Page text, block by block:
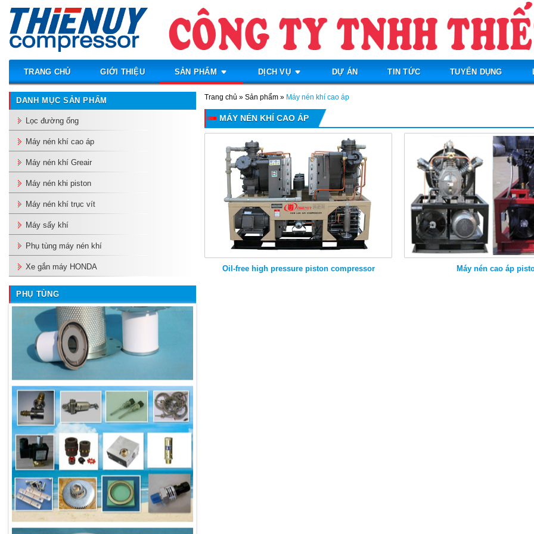
Bỏ
qua
nội
dung
TRANG CHỦ GIỚI THIỆU SẢN PHẨM DỊCH VỤ DỰ ÁN TIN TỨC TUYỂN DỤNG
Trang chủ » Sản phẩm » Máy nén khí cao áp
MÁY NÉN KHÍ CAO ÁP
Oil-free high pressure piston compressor Máy nén cao áp
DANH MỤC SẢN PHẨM
Lọc đường ống
Máy nén khí cao áp
Máy nén khí Greair
Máy nén khi piston
Máy nén khí trục vít
Máy sấy khí
Phụ tùng máy nén khí
Xe gắn máy HONDA
PHỤ TÙNG